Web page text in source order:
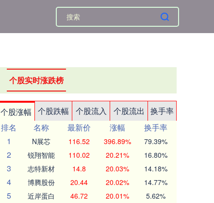
个股实时涨跌榜
个股涨幅 个股跌幅 个股流入 个股流出
换手率
排名
名称 最新价 涨幅
换手率
1
N展芯 116.52 396.89% 79.39%
2 锐翔智能 110.02 20.21% 16.80%
3 志特新材 14.8 20.03% 14.18%
4 博腾股份 20.44 20.02% 14.77%
5 近岸蛋白 46.72 20.01% 5.62%